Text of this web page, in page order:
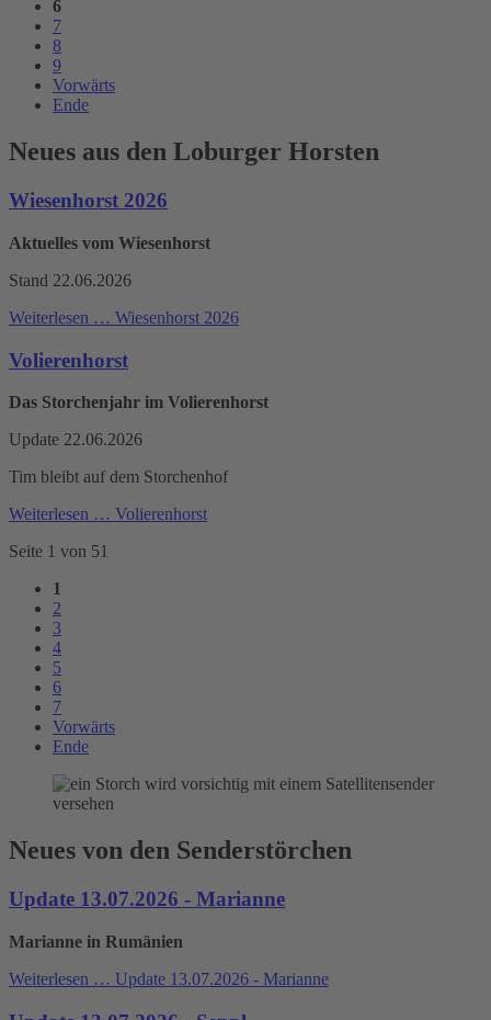
6
7
8
9
Vorwärts
Ende
Neues aus den Loburger Horsten
Wiesenhorst 2026
Aktuelles vom Wiesenhorst
Stand 22.06.2026
Weiterlesen … Wiesenhorst 2026
Volierenhorst
Das Storchenjahr im Volierenhorst
Update 22.06.2026
Tim bleibt auf dem Storchenhof
Weiterlesen … Volierenhorst
Seite 1 von 51
1
2
3
4
5
6
7
Vorwärts
Ende
Neues von den Senderstörchen
Update 13.07.2026 - Marianne
Marianne in Rumänien
Weiterlesen … Update 13.07.2026 - Marianne